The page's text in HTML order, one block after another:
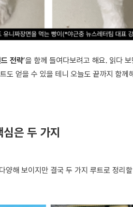
전략’을 함께 들여다보려고 해요. 읽다
도 얻을 수 있을 테니 오늘도 끝까지 함께
은 두 가지
해 보이지만 결국 두 가지 루트로 정리